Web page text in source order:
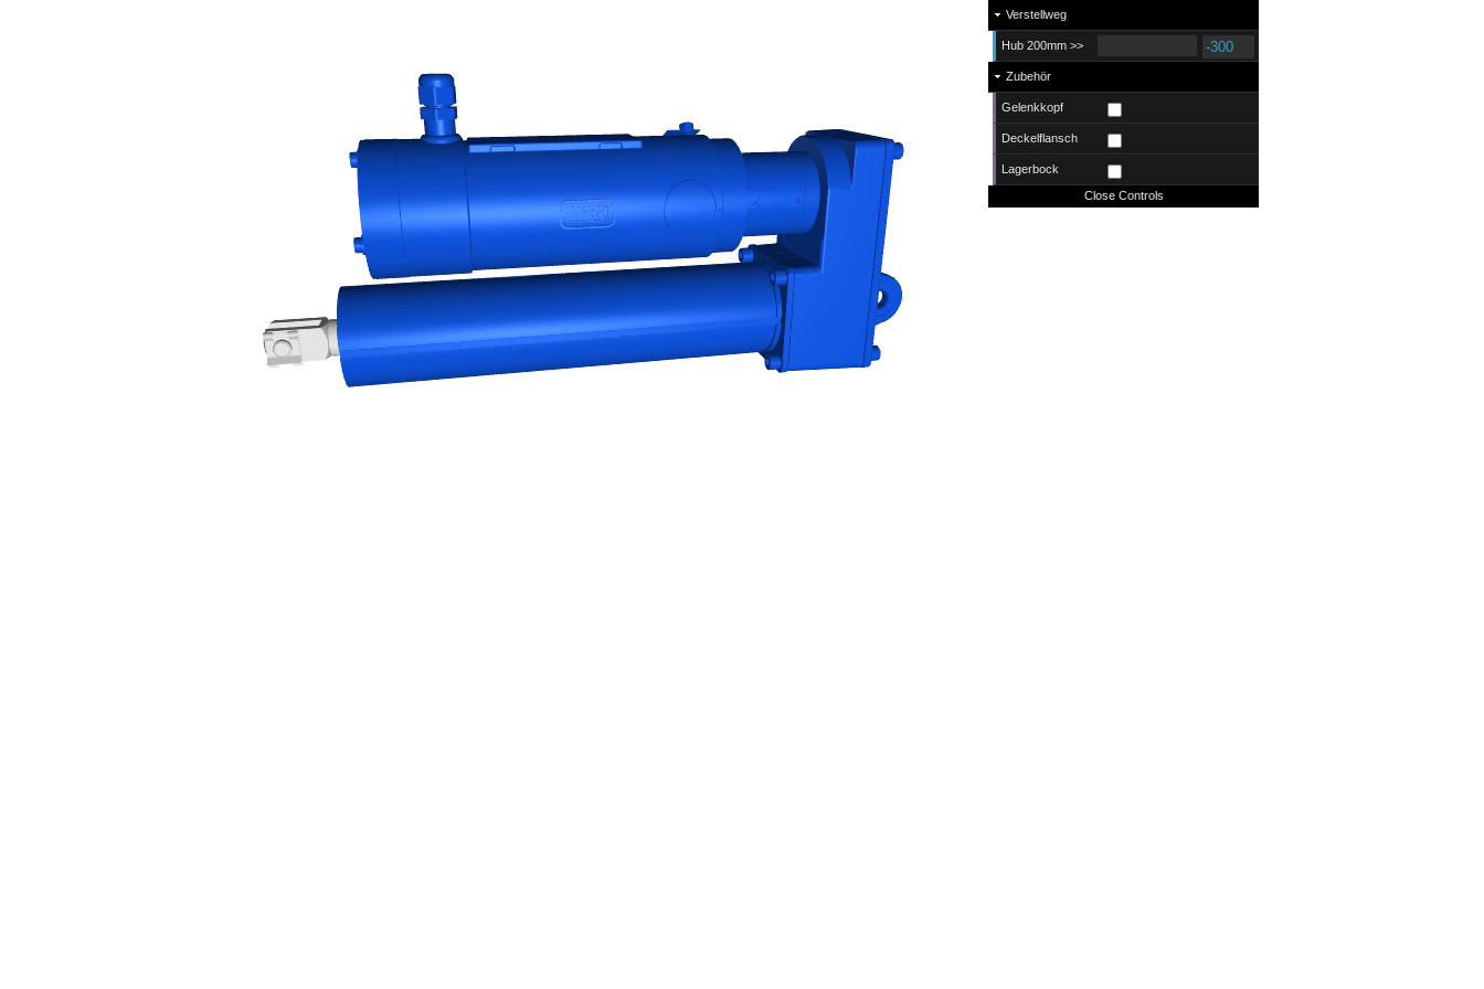
Verstellweg
Hub 200mm >>
Zubehör
Gelenkkopf
Deckelflansch
Lagerbock
Close Controls